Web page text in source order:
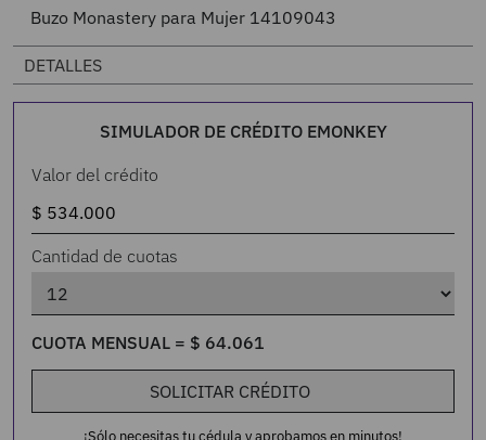
Buzo Monastery para Mujer 14109043
DETALLES
SIMULADOR DE CRÉDITO EMONKEY
Valor del crédito
Cantidad de cuotas
CUOTA MENSUAL = $ 64.061
SOLICITAR CRÉDITO
¡Sólo necesitas tu cédula y aprobamos en minutos!